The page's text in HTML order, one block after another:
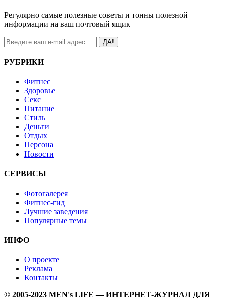
Регулярно самые полезные советы и тонны полезной
информации на ваш почтовый ящик
ДА!
РУБРИКИ
Фитнес
Здоровье
Секс
Питание
Стиль
Деньги
Отдых
Персона
Новости
СЕРВИСЫ
Фотогалерея
Фитнес-гид
Лучшие заведения
Популярные темы
ИНФО
О проекте
Реклама
Контакты
© 2005-2023 MEN's LIFE — ИНТЕРНЕТ-ЖУРНАЛ ДЛЯ